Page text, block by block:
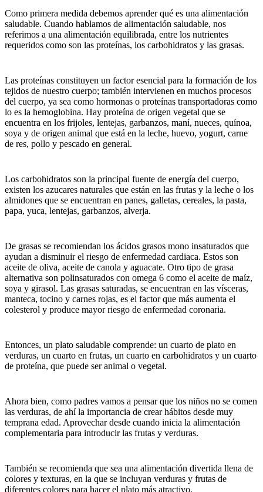
Como primera medida debemos aprender qué es una alimentación
saludable. Cuando hablamos de alimentación saludable, nos
referimos a una alimentación equilibrada, entre los nutrientes
requeridos como son las proteínas, los carbohidratos y las grasas.
Las proteínas constituyen un factor esencial para la formación de los
tejidos de nuestro cuerpo; también intervienen en muchos procesos
del cuerpo, ya sea como hormonas o proteínas transportadoras como
lo es la hemoglobina. Hay proteína de origen vegetal que se
encuentra en los frijoles, lentejas, garbanzos, maní, nueces, quínoa,
soya y de origen animal que está en la leche, huevo, yogurt, carne
de res, pollo y pescado en general.
Los carbohidratos son la principal fuente de energía del cuerpo,
existen los azucares naturales que están en las frutas y la leche o los
almidones que se encuentran en panes, galletas, cereales, la pasta,
papa, yuca, lentejas, garbanzos, alverja.
De grasas se recomiendan los ácidos grasos mono insaturados que
ayudan a disminuir el riesgo de enfermedad cardiaca. Estos son
aceite de oliva, aceite de canola y aguacate. Otro tipo de grasa
alternativa son polinsaturados con omega 6 como el aceite de maíz,
soya y girasol. Las grasas saturadas, se encuentran en las vísceras,
manteca, tocino y carnes rojas, es el factor que más aumenta el
colesterol y produce mayor riesgo de enfermedad coronaria.
Entonces, un plato saludable comprende: un cuarto de plato en
verduras, un cuarto en frutas, un cuarto en carbohidratos y un cuarto
de proteína, que puede ser animal o vegetal.
Ahora bien, como padres vamos a pensar que los niños no se comen
las verduras, de ahí la importancia de crear hábitos desde muy
temprana edad. Aprovechar desde cuando inicia la alimentación
complementaria para introducir las frutas y verduras.
También se recomienda que sea una alimentación divertida llena de
colores y texturas, en la que se incluyan verduras y frutas de
diferentes colores para hacer el plato más atractivo.